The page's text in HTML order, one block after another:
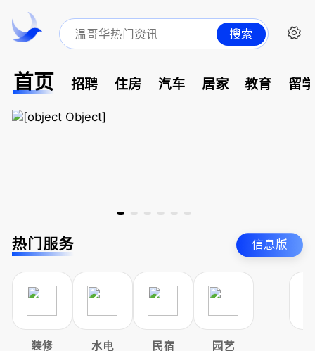
搜索
首页 招聘 住房 汽车 居家 教育 留
热门服务 信息版
装修 水电 民宿 园艺